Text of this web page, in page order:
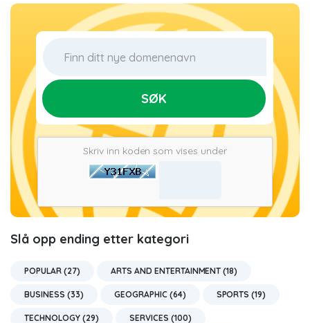
SØK
Skriv inn koden som vises under
Slå opp ending etter kategori
POPULAR (27) ARTS AND ENTERTAINMENT (18)
BUSINESS (33) GEOGRAPHIC (64) SPORTS (19)
TECHNOLOGY (29) SERVICES (100)